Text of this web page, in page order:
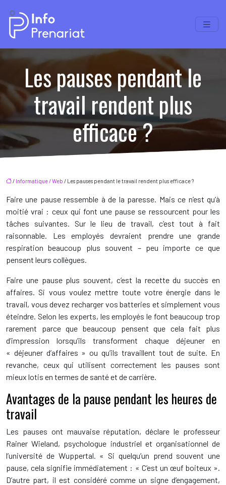
Les pauses pendant le
travail rendent plus
efficace ?
/ Informatique / Web / Les pauses pendant le travail rendent plus efficace ?
Faire une pause ressemble à de la paresse. Mais ce n’est qu’à
moitié vrai : ceux qui font une pause se ressourcent pour les
tâches suivantes. Sur le lieu de travail, c’est tout à fait
raisonnable. Les employés devraient prendre une grande
respiration beaucoup plus souvent – peu importe ce que
pensent leurs collègues.
Faire une pause plus souvent, c’est la recette du succès en
affaires. Si vous voulez mettre toute votre énergie dans le
travail, vous devez recharger vos batteries et simplement vous
éteindre. Selon les experts, les employés le font beaucoup trop
rarement parce que beaucoup pensent que cela fait plus
d’impression lorsqu’ils transforment chaque déjeuner en
« déjeuner d’affaires » ou qu’ils travaillent tout de suite. En
revanche, ceux qui utilisent correctement les pauses sont
mieux lotis en termes de santé et de carrière.
Avantages de la pause pendant les heures de
travail
Les pauses ont mauvaise réputation, déclare le professeur
Rainer Wieland, psychologue industriel et organisationnel de
l’université de Wuppertal. « Si quelqu’un prend souvent une
pause, cela signifie immédiatement : « C’est un œuf boiteux ».
D’autre part, il est considéré comme un signe d’engagement,